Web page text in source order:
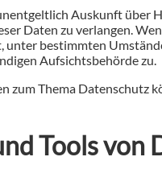
Auskunft über
Daten zu verlangen.
unter bestimmten
Aufsichtsbehörde zu.
zum Thema Datenschutz
Tools